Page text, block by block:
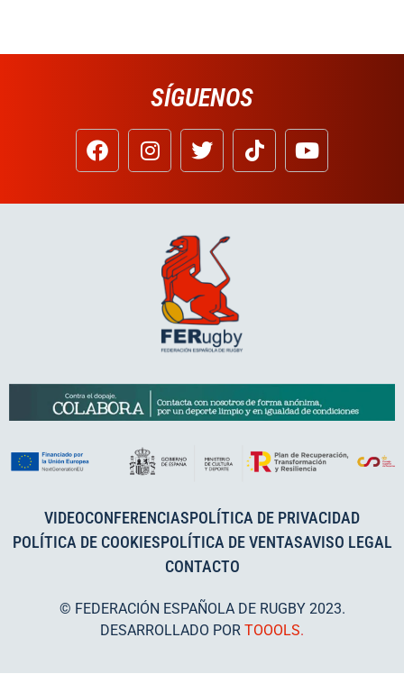
SÍGUENOS
VIDEOCONFERENCIASPOLÍTICA DE PRIVACIDAD
POLÍTICA DE COOKIESPOLÍTICA DE VENTASAVISO LEGAL
CONTACTO
© FEDERACIÓN ESPAÑOLA DE RUGBY 2023.
DESARROLLADO POR TOOOLS.